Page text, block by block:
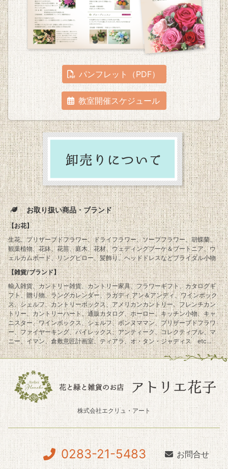
パンフレット（PDF）
教室開催スケジュール
お取り扱い商品・ブランド
【お花】
生花、プリザーブドフラワー、ドライフラワー、ソープフラワー、胡蝶蘭、
観葉植物、花鉢、花苗、庭木、花材、ウェディングブーケ＆ブートニア、ウ
ェルカムボード、リングピロー、髪飾り、ヘッドドレスなどブライダル小物
【雑貨/ブランド】
輸入雑貨、カントリー雑貨、カントリー家具、フラワーギフト、カタログギ
フト、贈り物、ラングカレンダー、ラガディ アン＆アンディ、ワインボック
ス、シェルフ、カントリーボックス、アメリカンカントリー、フレンチカン
トリー、カントリーハート、通販カタログ、ホーロー、キッチン小物、キャ
ニスター、ワインボックス、シェルフ、ボンヌママン、プリザーブドフラワ
ー、ファイヤーキング、パイレックス、アンティーク、コレクティブル、マ
ニー、イマン、倉敷意匠計画室、ティアラ、オ・タン・ジャディス etc...
株式会社エクリュ・アート
0283-21-5483 お問合せ